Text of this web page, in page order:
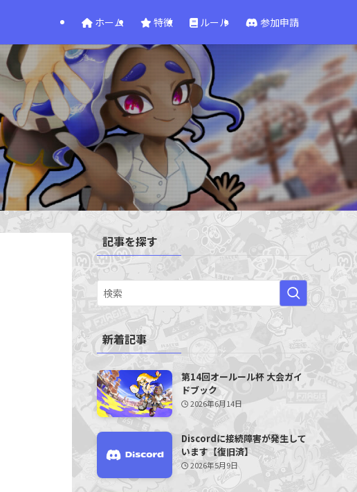
ホーム 特徴 ルール 参加申請
記事を探す
新着記事
第14回オールール杯 大会ガイ
ドブック
2026年6月14日
Discordに接続障害が発生して
います【復旧済】
2026年5月9日